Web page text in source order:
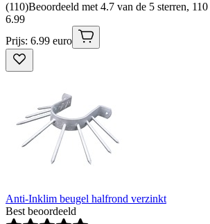
(110)Beoordeeld met 4.7 van de 5 sterren,
6.99
Prijs: 6.99 euro
Anti-Inklim beugel halfrond verzinkt
Best beoordeeld